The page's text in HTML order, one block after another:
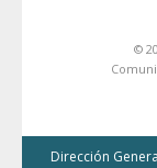
©
Dirección